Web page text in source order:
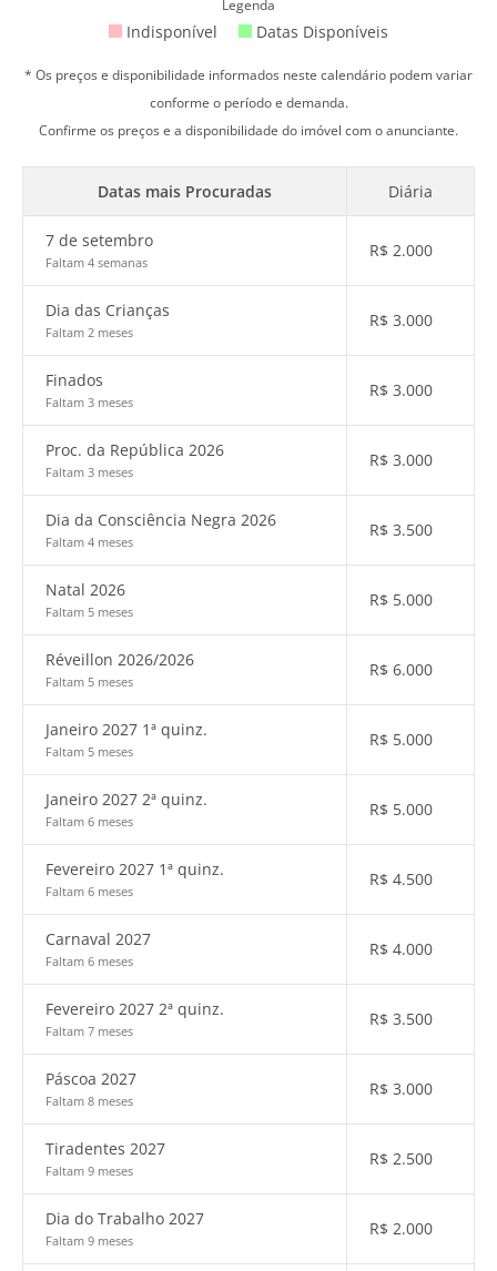
Legenda
Indisponível Datas Disponíveis
* Os preços e disponibilidade informados neste calendário podem variar
conforme o período e demanda.
Confirme os preços e a disponibilidade do imóvel com o anunciante.
Datas mais Procuradas Diária
7 de setembro
Faltam 4 semanas
R$ 2.000
Dia das Crianças
Faltam 2 meses
R$ 3.000
Finados
Faltam 3 meses
R$ 3.000
Proc. da República 2026
Faltam 3 meses
R$ 3.000
Dia da Consciência Negra 2026
Faltam 4 meses
R$ 3.500
Natal 2026
Faltam 5 meses
R$ 5.000
Réveillon 2026/2026
Faltam 5 meses
R$ 6.000
Janeiro 2027 1ª quinz.
Faltam 5 meses
R$ 5.000
Janeiro 2027 2ª quinz.
Faltam 6 meses
R$ 5.000
Fevereiro 2027 1ª quinz.
Faltam 6 meses
R$ 4.500
Carnaval 2027
Faltam 6 meses
R$ 4.000
Fevereiro 2027 2ª quinz.
Faltam 7 meses
R$ 3.500
Páscoa 2027
Faltam 8 meses
R$ 3.000
Tiradentes 2027
Faltam 9 meses
R$ 2.500
Dia do Trabalho 2027
Faltam 9 meses
R$ 2.000